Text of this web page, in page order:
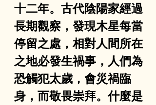
十二年。古代陰陽家經過
長期觀察，發現木星每當
停留之處，相對人間所在
之地必發生禍事，人們為
恐觸犯太歲，會災禍臨
身，而敬畏崇拜。什麼是